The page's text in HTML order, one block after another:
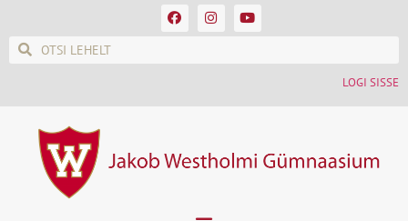
LOGI SISSE